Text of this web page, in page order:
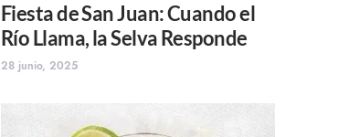
Fiesta de San Juan: Cuando el
Río Llama, la Selva Responde
28 junio, 2025